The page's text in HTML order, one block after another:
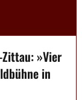
»Vier
in